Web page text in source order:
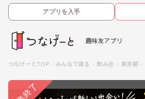
アプリを入手
趣味友アプリ
つなげーとTOP みんなで語る 飲み会 東京都